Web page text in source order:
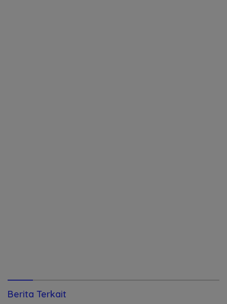
Berita Terkait